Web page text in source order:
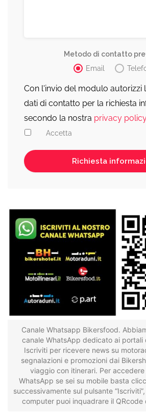
Metodo di contatto
Email
Con l'invio del modulo autorizzi
dati di contatto per la richiesta
secondo la nostra privacy policy
Accetta
Canale Whatsapp Bikersfood.
canale WhatsApp dedicato ai portali
Iscriviti per ricevere news su
segnalazioni e promozioni dai
viaggio con itinerari. Per
WhatsApp se sei su mobile basta
successivamente sul pulsante
computer puoi inquadrare il QRcode